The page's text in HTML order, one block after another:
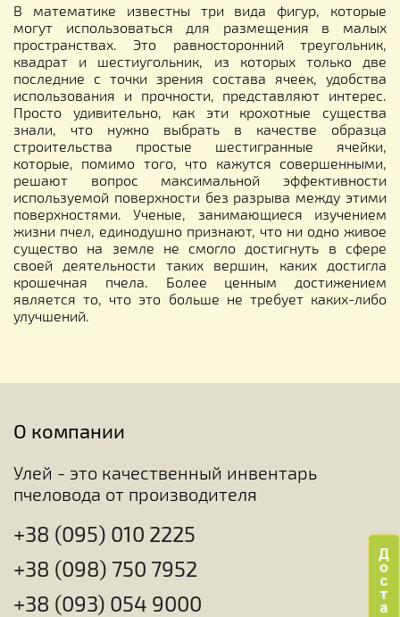
В математике известны три вида фигур, которые
могут использоваться для размещения в малых
пространствах. Это равносторонний треугольник,
квадрат и шестиугольник, из которых только две
последние с точки зрения состава ячеек, удобства
использования и прочности, представляют интерес.
Просто удивительно, как эти крохотные существа
знали, что нужно выбрать в качестве образца
строительства простые шестигранные ячейки,
которые, помимо того, что кажутся совершенными,
решают вопрос максимальной эффективности
используемой поверхности без разрыва между этими
поверхностями. Ученые, занимающиеся изучением
жизни пчел, единодушно признают, что ни одно живое
существо на земле не смогло достигнуть в сфере
своей деятельности таких вершин, каких достигла
крошечная пчела. Более ценным достижением
является то, что это больше не требует каких-либо
улучшений.
О компании
Улей - это качественный инвентарь
пчеловода от производителя
+38 (095) 010 2225
+38 (098) 750 7952
+38 (093) 054 9000